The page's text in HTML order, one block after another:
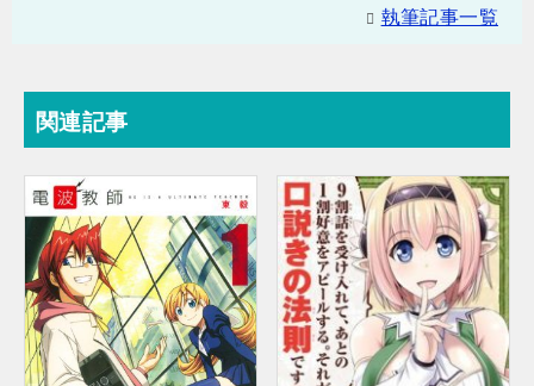
執筆記事一覧
関連記事